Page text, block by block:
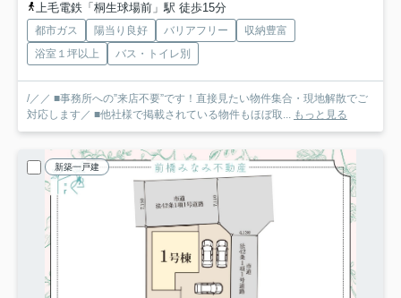
上毛電鉄「桐生球場前」駅 徒歩15分
都市ガス 陽当り良好 バリアフリー
収納豊富
浴室１坪以上
バス・トイレ別
/／／ ■事務所への”来店不要”です！直接見たい物件集合・現地解散でご
対応します／ ■他社様で掲載されている物件もほぼ取... もっと見る
新築一戸建